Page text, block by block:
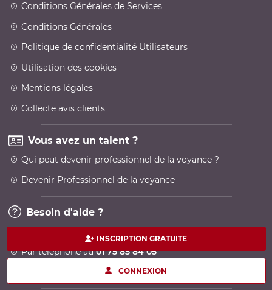
INSCRIPTION GRATUITE
CONNEXION
Conditions Générales de Services
Conditions Générales
Politique de confidentialité Utilisateurs
Utilisation des cookies
Mentions légales
Collecte avis clients
Vous avez un talent ?
Qui peut devenir professionnel de la voyance ?
Devenir Professionnel de la voyance
Besoin d'aide ?
Par téléphone au01 75 85 84 05
Service clients 7j/7 24h/24